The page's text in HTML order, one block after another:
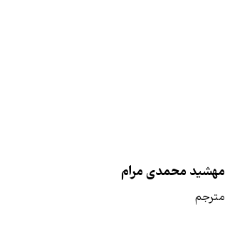
مهشید محمدی مرام
مترجم